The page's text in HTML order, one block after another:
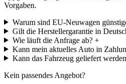
Vorgaben.
Warum sind EU-Neuwagen
Gilt die Herstellergarantie in
Wie läuft die Anfrage ab? +
Kann mein aktuelles Auto in
Kann das Fahrzeug geliefert
Kein passendes Angebot?